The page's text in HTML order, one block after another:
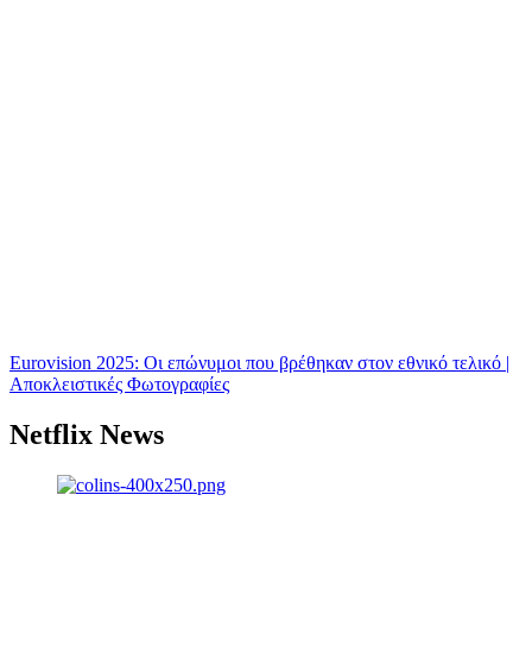
Eurovision 2025: Οι επώνυμοι που βρέθηκαν στον εθνικό τελικό |
Αποκλειστικές Φωτογραφίες
Netflix News